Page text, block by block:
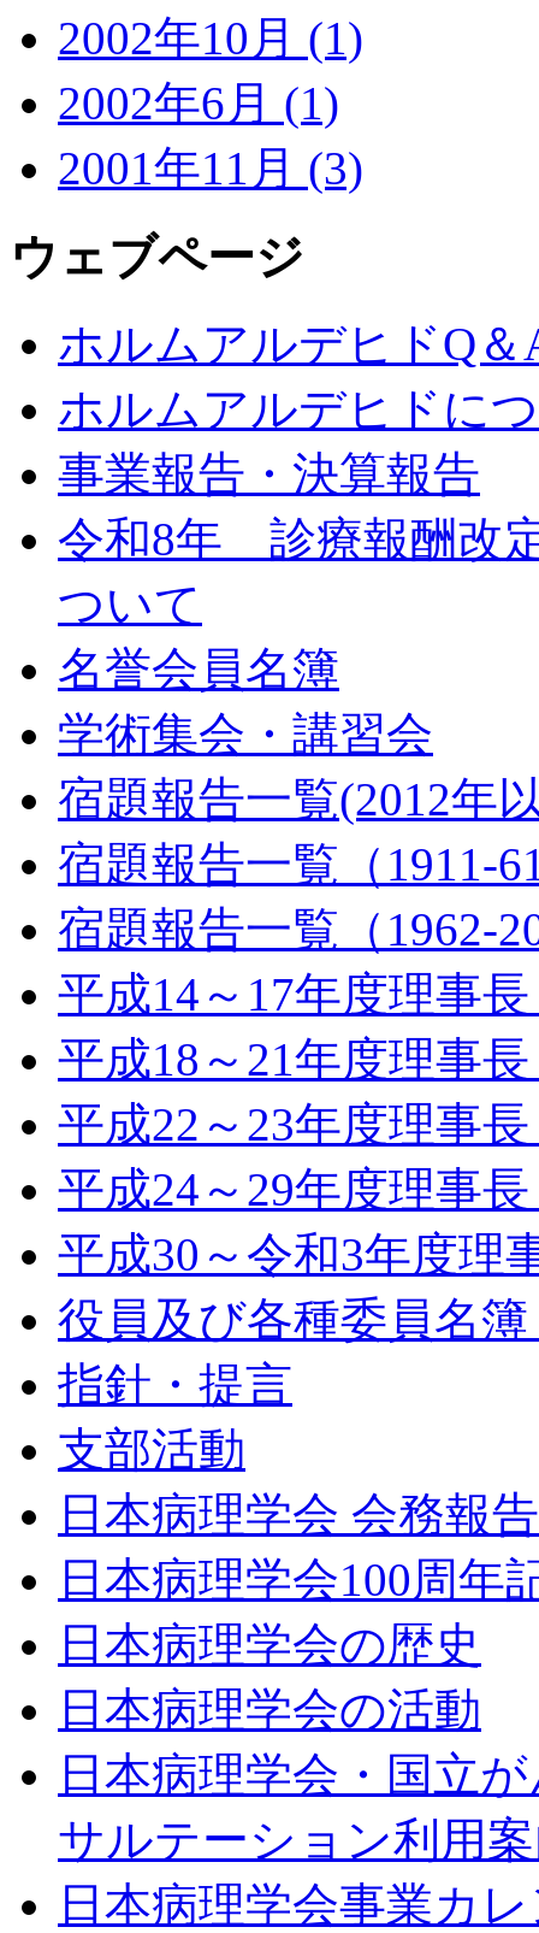
2002年10月 (1)
2002年6月 (1)
2001年11月 (3)
ウェブページ
ホルムアルデヒドQ＆
ホルムアルデヒドに
事業報告・決算報告
令和8年 診療報酬改
ついて
名誉会員名簿
学術集会・講習会
宿題報告一覧(2012年
宿題報告一覧（1911-
宿題報告一覧（1962-
平成14～17年度理
平成18～21年度理
平成22～23年度理
平成24～29年度理
平成30～令和3年度
役員及び各種委員名
指針・提言
支部活動
日本病理学会 会務報
日本病理学会100周年
日本病理学会の歴史
日本病理学会の活動
日本病理学会・国立
サルテーション利用
日本病理学会事業カ